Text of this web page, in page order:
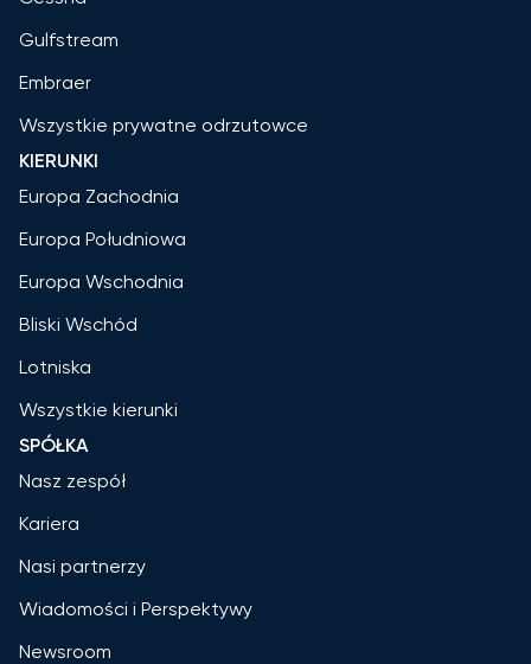
Gulfstream
Embraer
Wszystkie prywatne odrzutowce
KIERUNKI
Europa Zachodnia
Europa Południowa
Europa Wschodnia
Bliski Wschód
Lotniska
Wszystkie kierunki
SPÓŁKA
Nasz zespół
Kariera
Nasi partnerzy
Wiadomości i Perspektywy
Newsroom